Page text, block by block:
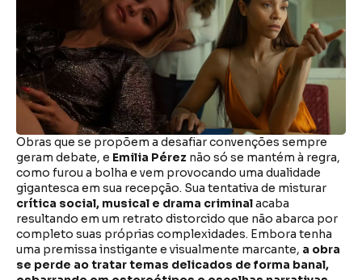
Obras que se propõem a desafiar convenções sempre
geram debate, e Emilia Pérez não só se mantém à regra,
como furou a bolha e vem provocando uma dualidade
gigantesca em sua recepção. Sua tentativa de misturar
crítica social, musical e drama criminalacaba
resultando em um retrato distorcido que não abarca por
completo suas próprias complexidades. Embora tenha
uma premissa instigante e visualmente marcante, a obra
se perde ao tratar temas delicados de forma banal,